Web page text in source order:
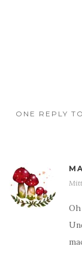
ONE REPLY